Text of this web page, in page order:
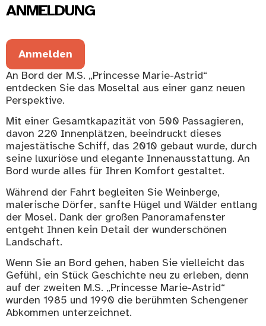
ANMELDUNG
Anmelden
An Bord der M.S. „Princesse Marie-Astrid“
entdecken Sie das Moseltal aus einer ganz neuen
Perspektive.
Mit einer Gesamtkapazität von 500 Passagieren,
davon 220 Innenplätzen, beeindruckt dieses
majestätische Schiff, das 2010 gebaut wurde, durch
seine luxuriöse und elegante Innenausstattung. An
Bord wurde alles für Ihren Komfort gestaltet.
Während der Fahrt begleiten Sie Weinberge,
malerische Dörfer, sanfte Hügel und Wälder entlang
der Mosel. Dank der großen Panoramafenster
entgeht Ihnen kein Detail der wunderschönen
Landschaft.
Wenn Sie an Bord gehen, haben Sie vielleicht das
Gefühl, ein Stück Geschichte neu zu erleben, denn
auf der zweiten M.S. „Princesse Marie-Astrid“
wurden 1985 und 1990 die berühmten Schengener
Abkommen unterzeichnet.